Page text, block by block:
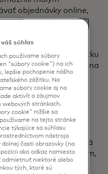
objednávky online,
a znížila sa
si teraz
a využívať zákaznícku
platforiem aplikácií na
správ.
pomáhajú
sa spotrebným
a spravovať
dodávateľský
Fintech partnerstvá
maloobchodníkom,
podnikanie bez
súhlas
používame súbory
"súbory cookie") na ich
lepšie pochopenie nášho
zážitku. Na
súbory cookie aj na
aktivít a záujmov
webových stránkach.
cookie" nižšie sa
na tejto stránke
týkajúce sa súhlasu
nástroja
časti obrazovky (na
ako odkaz namiesto
odmietnuť niektoré alebo
tých, ktoré sú